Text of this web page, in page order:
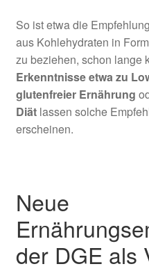
So ist etwa die
aus Kohlehydraten in
zu beziehen, schon lange
Erkenntnisse etwa zu
glutenfreier Ernährung
Diätlassen solche
erscheinen.
Neue
der DGE als